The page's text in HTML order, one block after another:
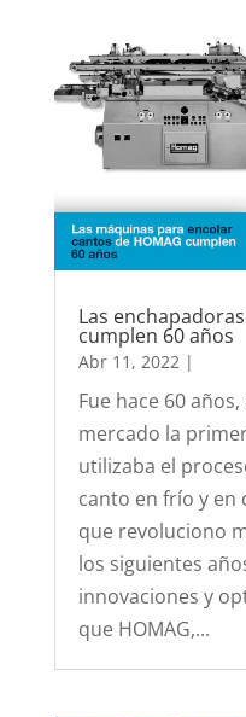
Las
cumplen 60 años
Abr 11, 2022|
Fue hace 60
mercado la
utilizaba el
canto en frío y en
que revoluciono
los siguientes
innovaciones y
que HOMAG,...